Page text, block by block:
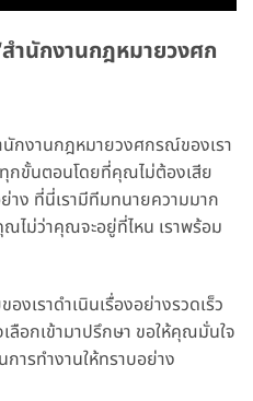
สำนักงานกฎหมายวงศก
นักงานกฎหมายวงศกรณ์ของเรา
ทุกขั้นตอนโดยที่คุณไม่ต้องเสีย
ย่าง ที่นี่เรามีทีมทนายความมาก
ไม่ว่าคุณจะอยู่ที่ไหน เราพร้อม
งเราดำเนินเรื่องอย่างรวดเร็ว
ลือกเข้ามาปรึกษา ขอให้คุณมั่นใจ
การทำงานให้ทราบอย่าง